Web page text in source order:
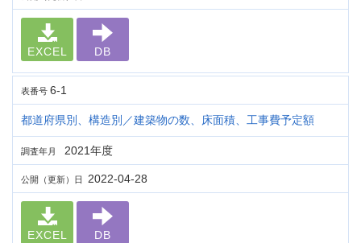
EXCEL DB
表番号 6-1
都道府県別、構造別／建築物の数、床面積、工事費予定額
調査年月 2021年度
公開（更新）日 2022-04-28
EXCEL DB